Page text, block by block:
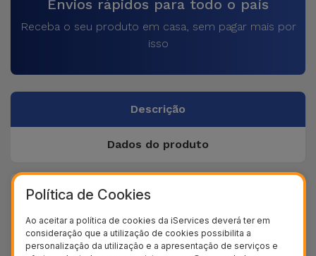
Envios rápidos para todo o país
Receba o seu produto em casa, sem pagar mais por
isso
Descrição
Dados do produto
Clientes satisfeitos
+ 100.000
Política de Cookies
Ao aceitar a política de cookies da iServices deverá ter em
consideração que a utilização de cookies possibilita a
personalização da utilização e a apresentação de serviços e